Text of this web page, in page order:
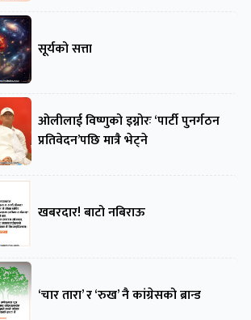
सूर्यको सत्ता
ओलीलाई विष्णुको इग्नोरः ‘पार्टी पुनर्गठन
प्रतिवेदन’पछि मात्रै भेट्ने
खबरदार! बाटो नबिराऊ
‘चार तारा’ र ‘रुख’ नै कांग्रेसको ब्रान्ड